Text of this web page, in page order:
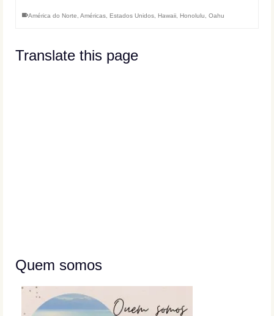
América do Norte Américas Estados Unidos Hawaii Honolulu Oahu
Translate this page
Quem somos